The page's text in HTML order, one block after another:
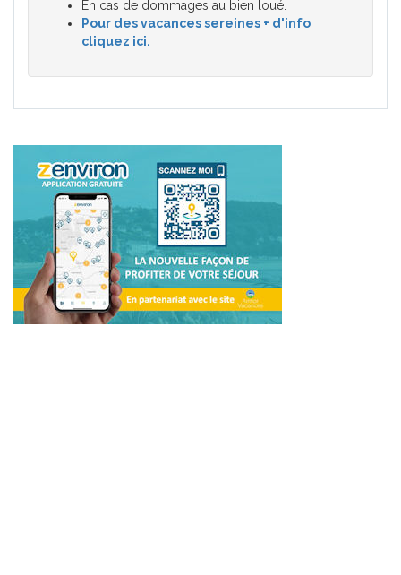
En cas de dommages au bien loué.
Pour des vacances sereines + d'info
cliquez ici.